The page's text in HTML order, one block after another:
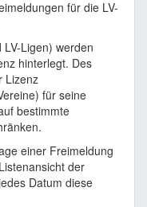
für die LV-
Ligen) werden
hinterlegt. Des
Lizenz
für seine
bestimmte
einer Freimeldung
der
Datum diese